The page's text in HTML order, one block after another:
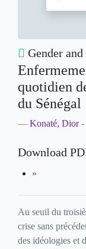
Gender
quotidien
du Sénégal
Konaté, Dior-
Download
Au seuil du
crise sans
des idéologies et